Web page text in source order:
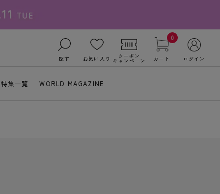
探す お気に入り クーポン
キャンペーン
0
カート ログイン
特集一覧 WORLD MAGAZINE